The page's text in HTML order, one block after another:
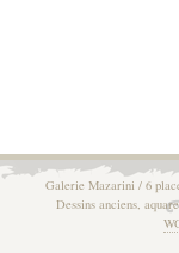
Galerie Mazarini / 6
Dessins anciens,